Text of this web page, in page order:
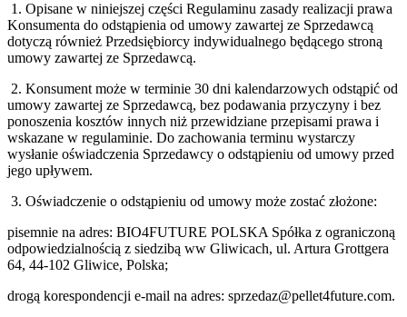
1. Opisane w niniejszej części Regulaminu zasady realizacji prawa
Konsumenta do odstąpienia od umowy zawartej ze Sprzedawcą
dotyczą również Przedsiębiorcy indywidualnego będącego stroną
umowy zawartej ze Sprzedawcą.
2. Konsument może w terminie 30 dni kalendarzowych odstąpić od
umowy zawartej ze Sprzedawcą, bez podawania przyczyny i bez
ponoszenia kosztów innych niż przewidziane przepisami prawa i
wskazane w regulaminie. Do zachowania terminu wystarczy
wysłanie oświadczenia Sprzedawcy o odstąpieniu od umowy przed
jego upływem.
3. Oświadczenie o odstąpieniu od umowy może zostać złożone:
pisemnie na adres: BIO4FUTURE POLSKA Spółka z ograniczoną
odpowiedzialnością z siedzibą ww Gliwicach, ul. Artura Grottgera
64, 44-102 Gliwice, Polska;
drogą korespondencji e-mail na adres: sprzedaz@pellet4future.com.